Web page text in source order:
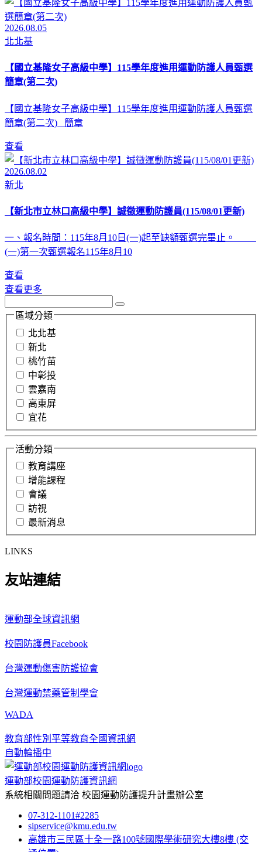
2026.08.05
北北基
【國立基隆女子高級中學】115學年度進用運動防護人員甄選
簡章(第二次)
【國立基隆女子高級中學】115學年度進用運動防護人員甄選
簡章(第二次) 簡章
查看
2026.08.02
新北
【新北市立林口高級中學】誠徵運動防護員(115/08/01更新)
一、報名時間：115年8月10日(一)起至缺額甄選完畢止。
(一)第一次甄選報名115年8月10
查看
查看更多
區域分類
北北基
新北
桃竹苗
中彰投
雲嘉南
高東屏
宜花
活動分類
教育講座
增能課程
會議
訪視
最新消息
LINKS
友站連結
運動部全球資訊網
校園防護員Facebook
台灣運動傷害防護協會
台灣運動禁藥管制學會
WADA
教育部性別平等教育全國資訊網
自動輪播中
運動部校園運動防護資訊網
系統相關問題請洽 校園運動防護提升計畫辦公室
07-312-1101#2285
sipservice@kmu.edu.tw
高雄市三民區十全一路100號國際學術研究大樓8樓 (交